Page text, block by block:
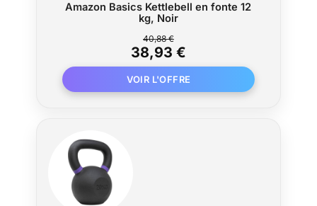
Amazon Basics Kettlebell en fonte 12
kg, Noir
40,88 €
38,93 €